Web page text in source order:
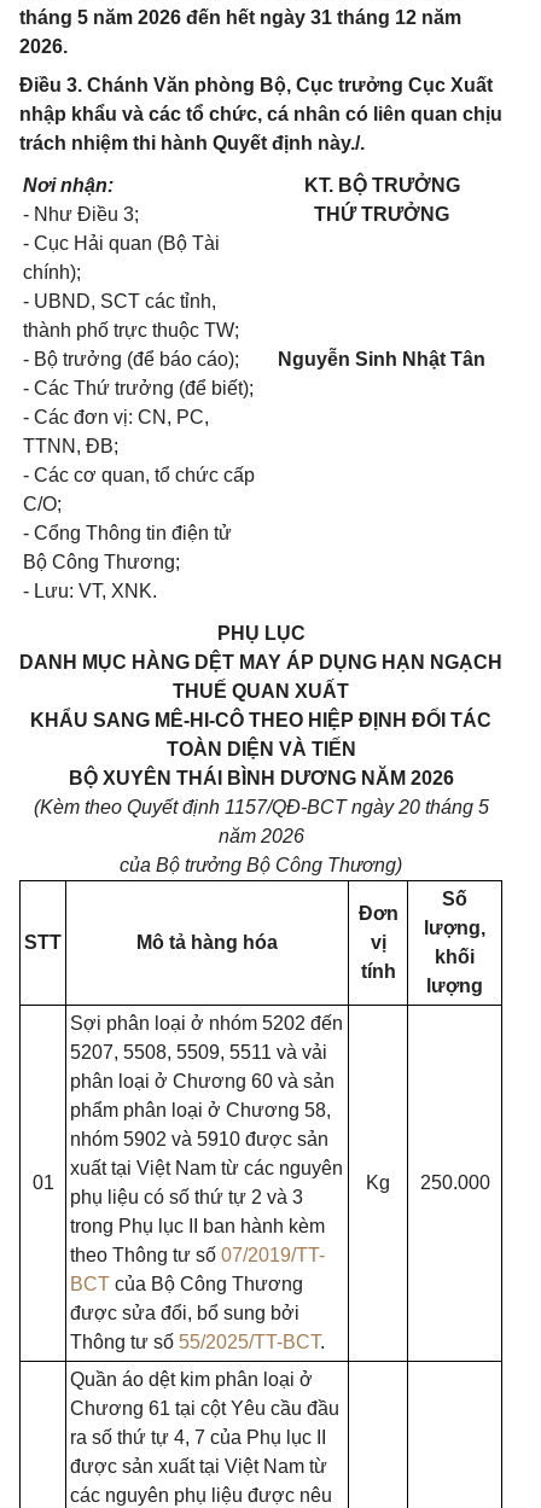
tháng 5 năm 2026 đến hết ngày 31 tháng 12 năm
2026.
Điều 3. Chánh Văn phòng Bộ, Cục trưởng Cục Xuất
nhập khẩu và các tổ chức, cá nhân có liên quan chịu
trách nhiệm thi hành Quyết định này./.
Nơi nhận:
- Như Điều 3;
- Cục Hải quan (Bộ Tài
chính);
- UBND, SCT các tỉnh,
thành phố trực thuộc TW;
- Bộ trưởng (để báo cáo);
- Các Thứ trưởng (để biết);
- Các đơn vị: CN, PC,
TTNN, ĐB;
- Các cơ quan, tổ chức cấp
C/O;
- Cổng Thông tin điện tử
Bộ Công Thương;
- Lưu: VT, XNK.
KT. BỘ TRƯỞNG
THỨ TRƯỞNG
Nguyễn Sinh Nhật Tân
PHỤ LỤC
DANH MỤC HÀNG DỆT MAY ÁP DỤNG HẠN NGẠCH
THUẾ QUAN XUẤT
KHẨU SANG MÊ-HI-CÔ THEO HIỆP ĐỊNH ĐỐI TÁC
TOÀN DIỆN VÀ TIẾN
BỘ XUYÊN THÁI BÌNH DƯƠNG NĂM 2026
(Kèm theo Quyết định 1157/QĐ-BCT ngày 20 tháng 5
năm 2026
của Bộ trưởng Bộ Công Thương)
STT Mô tả hàng hóa
Đơn
vị
tính
Số
lượng,
khối
lượng
01
Sợi phân loại ở nhóm 5202 đến
5207, 5508, 5509, 5511 và vải
phân loại ở Chương 60 và sản
phẩm phân loại ở Chương 58,
nhóm 5902 và 5910 được sản
xuất tại Việt Nam từ các nguyên
phụ liệu có số thứ tự 2 và 3
trong Phụ lục II ban hành kèm
theo Thông tư số 07/2019/TT-
BCT của Bộ Công Thương
được sửa đổi, bổ sung bởi
Thông tư số 55/2025/TT-BCT.
Kg 250.000
Quần áo dệt kim phân loại ở
Chương 61 tại cột Yêu cầu đầu
ra số thứ tự 4, 7 của Phụ lục II
được sản xuất tại Việt Nam từ
các nguyên phụ liệu được nêu